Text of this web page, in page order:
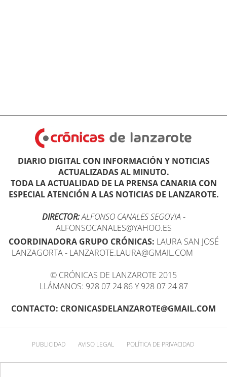
DIARIO DIGITAL CON INFORMACIÓN Y NOTICIAS
ACTUALIZADAS AL MINUTO.
TODA LA ACTUALIDAD DE LA PRENSA CANARIA CON
ESPECIAL ATENCIÓN A LAS NOTICIAS DE LANZAROTE.
DIRECTOR:ALFONSO CANALES SEGOVIA -
ALFONSOCANALES@YAHOO.ES
COORDINADORA GRUPO CRÓNICAS: LAURA SAN JOSÉ
LANZAGORTA - LANZAROTE.LAURA@GMAIL.COM
© CRÓNICAS DE LANZAROTE 2015
LLÁMANOS: 928 07 24 86 Y 928 07 24 87
CONTACTO: CRONICASDELANZAROTE@GMAIL.COM
PUBLICIDAD AVISO LEGAL POLÍTICA DE PRIVACIDAD